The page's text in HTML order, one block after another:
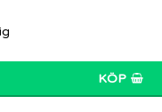
KÖP